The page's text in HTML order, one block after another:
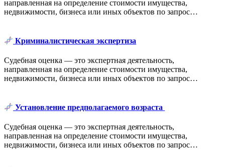
направленная на определение стоимости имущества,
недвижимости, бизнеса или иных объектов по запрос…
Криминалистическая экспертиза
Судебная оценка — это экспертная деятельность,
направленная на определение стоимости имущества,
недвижимости, бизнеса или иных объектов по запрос…
Установление предполагаемого возраста
Судебная оценка — это экспертная деятельность,
направленная на определение стоимости имущества,
недвижимости, бизнеса или иных объектов по запрос…